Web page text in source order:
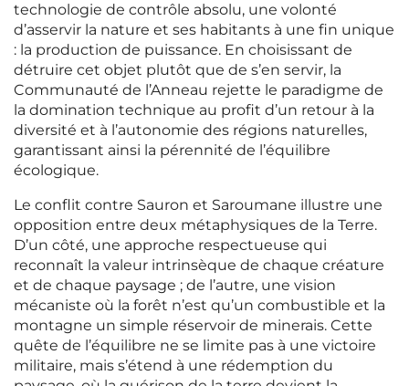
technologie de contrôle absolu, une volonté
d’asservir la nature et ses habitants à une fin unique
: la production de puissance. En choisissant de
détruire cet objet plutôt que de s’en servir, la
Communauté de l’Anneau rejette le paradigme de
la domination technique au profit d’un retour à la
diversité et à l’autonomie des régions naturelles,
garantissant ainsi la pérennité de l’équilibre
écologique.
Le conflit contre Sauron et Saroumane illustre une
opposition entre deux métaphysiques de la Terre.
D’un côté, une approche respectueuse qui
reconnaît la valeur intrinsèque de chaque créature
et de chaque paysage ; de l’autre, une vision
mécaniste où la forêt n’est qu’un combustible et la
montagne un simple réservoir de minerais. Cette
quête de l’équilibre ne se limite pas à une victoire
militaire, mais s’étend à une rédemption du